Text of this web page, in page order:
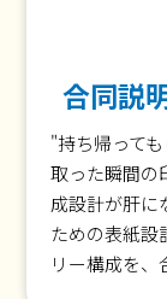
合同説
"持ち帰って
取った瞬間の
成設計が肝に
ための表紙設
リー構成を、